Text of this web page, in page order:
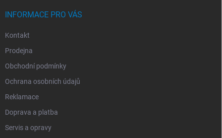
INFORMACE PRO VÁS
Kontakt
Prodejna
Obchodní podmínky
Ochrana osobních údajů
Reklamace
Doprava a platba
Servis a opravy